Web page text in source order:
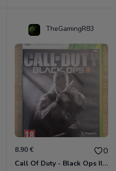
TheGamingR83
8.90 € 0
Call Of Duty - Black Ops II Xbox 360